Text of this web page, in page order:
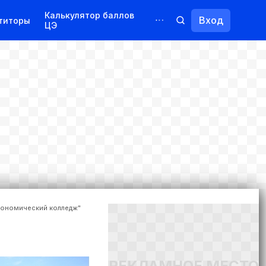
Калькулятор баллов
ЦЭ
Вход
колледж"